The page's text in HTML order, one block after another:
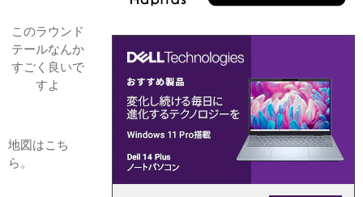
このラウンド
テールなんか
すごく良いで
すよ
地図はこち
ら。